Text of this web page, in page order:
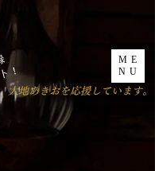
ME
NU
​大地あきおを応援しています。
！​